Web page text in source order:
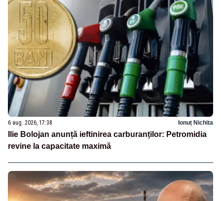
6 aug. 2026, 17:38 Ionuț Nichita
Ilie Bolojan anunță ieftinirea carburanților: Petromidia
revine la capacitate maximă